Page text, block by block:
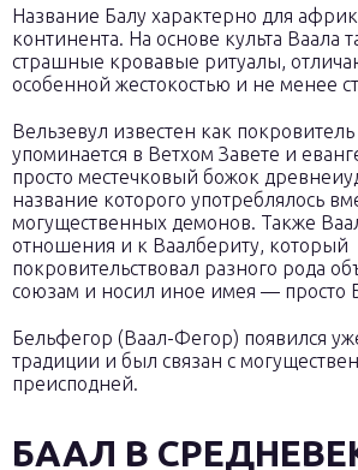
Название Балу характерно для
континента. На основе культа Ваала
страшные кровавые ритуалы,
особенной жестокостью и не менее
Вельзевул известен как
упоминается в Ветхом Завете и
просто местечковый божок
название которого употреблялось
могущественных демонов. Также
отношения и к Ваалбериту, который
покровительствовал разного рода
союзам и носил иное имея — просто
Бельфегор (Ваал-Фегор) появился
традиции и был связан с
преисподней.
БААЛ В